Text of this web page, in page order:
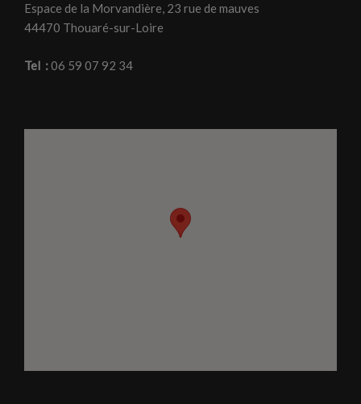
Espace de la Morvandière, 23 rue de mauves
44470 Thouaré-sur-Loire
Tel :06 59 07 92 34